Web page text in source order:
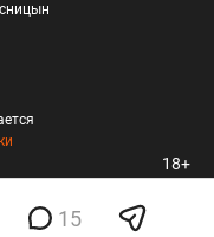
15
18+